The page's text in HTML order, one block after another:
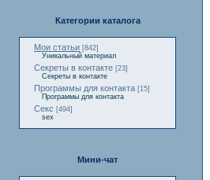
Категории каталога
Мои статьи [842]
Уникальный материал
Секреты в контакте [23]
Секреты в контакте
Программы для контакта [15]
Программы для контакта
Секс [494]
sex
Мини-чат